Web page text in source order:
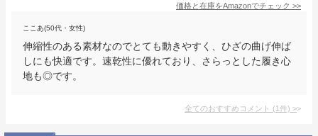
価格と在庫をAmazonでチェック >>
ここあ(50代・女性)
伸縮性のある素材なのでとても動きやすく、ひざの曲げ伸ば
しにも快適です。速乾性に優れており、さらっとした履き心
地も◎です。
全てのおすすめコメント (1件) >